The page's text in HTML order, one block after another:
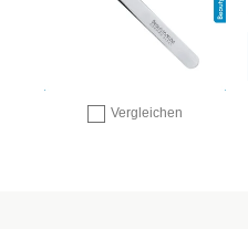
Hinzufügen zum
Vergleichen